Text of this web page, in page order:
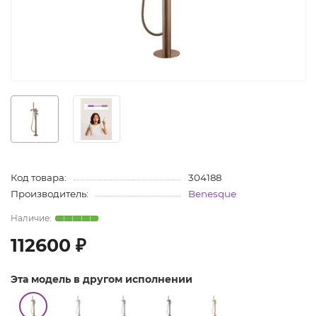
Код товара:
304188
Производитель:
Benesque
112600 ₽
Эта модель в другом исполнении